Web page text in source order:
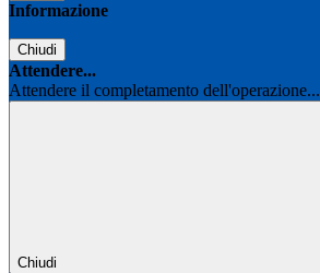
Informazione
Chiudi
Attendere...
Attendere il completamento dell'operazione...
Chiudi